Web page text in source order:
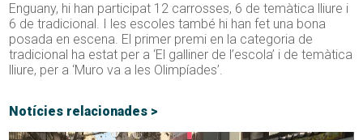
Enguany, hi han participat 12 carrosses, 6 de temàtica lliure i
6 de tradicional. I les escoles també hi han fet una bona
posada en escena. El primer premi en la categoria de
tradicional ha estat per a ‘El galliner de l’escola’ i de temàtica
lliure, per a ‘Muro va a les Olimpíades’.
Notícies relacionades >